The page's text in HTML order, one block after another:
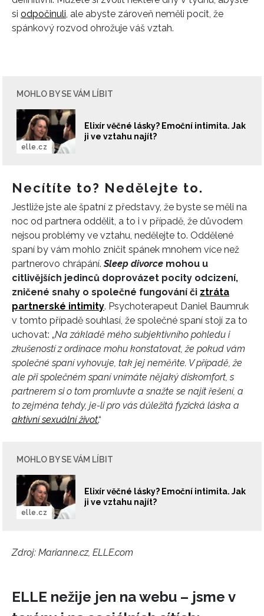
INFORMACE
REDAKCE
si odpočinuli, ale abyste zároveň neměli pocit, že
spánkový rozvod ohrožuje váš vztah.
MOHLO BY SE VÁM LÍBIT
Elixír věčné lásky? Emoční intimita. Jak
ji ve vztahu najít?
elle.cz
Necítíte to? Nedělejte to.
Jestliže jste ale špatní z představy, že byste se měli na
noc od partnera oddělit, a to i v případě, že důvodem
nejsou problémy ve vztahu, nedělejte to. Oddělené
spaní by vám mohlo zničit spánek mnohem více než
partnerovo chrápání.Sleep divorce mohou u
citlivějších jedinců doprovázet pocity odcizení,
zničené snahy o společné fungování či ztráta
partnerské intimity. Psychoterapeut Daniel Baumruk
v tomto případě souhlasí, že společné spaní stojí za to
uchovat: „Na základě mého subjektivního pohledu i
zkušeností z ordinace mohu konstatovat, že pokud vám
společné spaní vyhovuje, tak jej neměňte. V případě, že
ale při společném spaní vnímáte nějaký diskomfort, s
partnerem si o tom promluvte a snažte se najít řešení, a
to zejména tehdy, je-li pro vás důležitá fyzická láska a
aktivní sexuální život.“
MOHLO BY SE VÁM LÍBIT
Elixír věčné lásky? Emoční intimita. Jak
ji ve vztahu najít?
elle.cz
Zdroj: Marianne.cz, ELLE.com
ELLE nežije jen na webu – jsme v